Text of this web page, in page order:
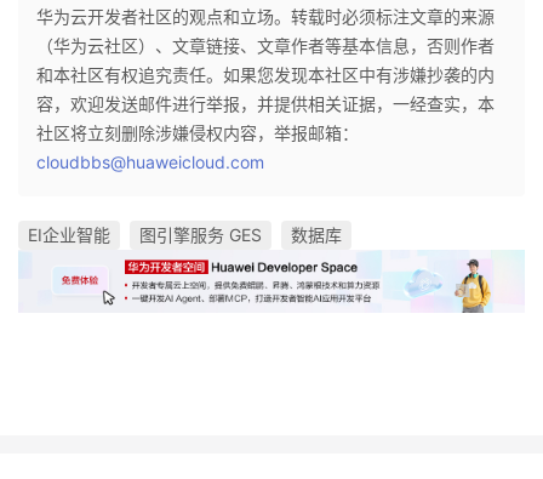
华为云开发者社区的观点和立场。转载时必须标注文章的来源
（华为云社区）、文章链接、文章作者等基本信息，否则作者
和本社区有权追究责任。如果您发现本社区中有涉嫌抄袭的内
容，欢迎发送邮件进行举报，并提供相关证据，一经查实，本
社区将立刻删除涉嫌侵权内容，举报邮箱：
cloudbbs@huaweicloud.com
EI企业智能 图引擎服务 GES 数据库